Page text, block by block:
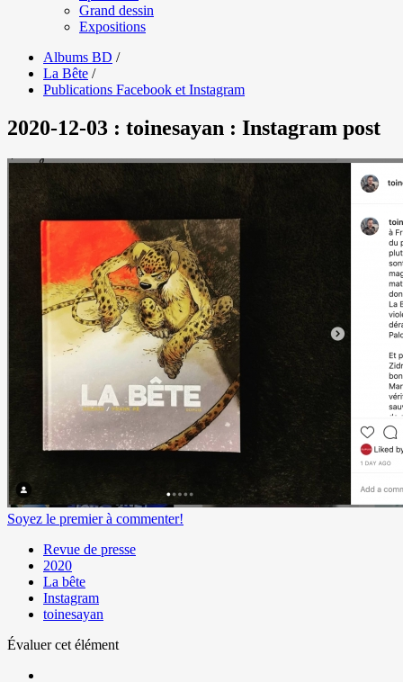
Grand dessin
Expositions
Albums BD /
La Bête /
Publications Facebook et Instagram
2020-12-03 : toinesayan : Instagram post
Soyez le premier à commenter!
Revue de presse
2020
La bête
Instagram
toinesayan
Évaluer cet élément